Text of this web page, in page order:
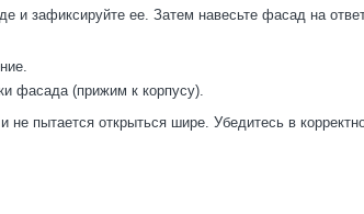
и зафиксируйте ее. Затем навесьте фасад на
фасада (прижим к корпусу).
не пытается открыться шире. Убедитесь в